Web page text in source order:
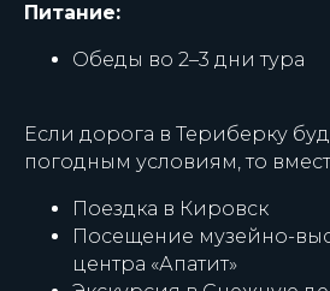
Питание:
Обеды во 2–3 дни тура
Если дорога в Териберку
погодным условиям, то
Поездка в Кировск
Посещение музейно-
центра «Апатит»